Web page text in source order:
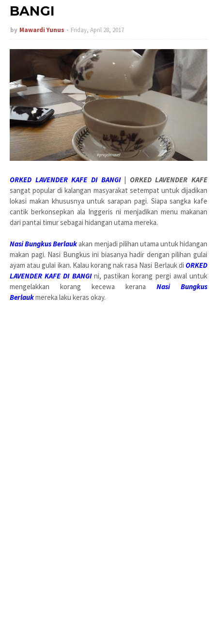
BANGI
by Mawardi Yunus Friday, April 28, 2017
ORKED LAVENDER KAFE DI BANGI | ORKED LAVENDER KAFE
sangat popular di kalangan masyarakat setempat untuk dijadikan
lokasi makan khususnya untuk sarapan pagi. Siapa sangka kafe
cantik berkonsepkan ala Inggeris ni menjadikan menu makanan
dari pantai timur sebagai hidangan utama mereka.
Nasi Bungkus Berlaukakan menjadi pilihan utama untuk hidangan
makan pagi. Nasi Bungkus ini biasanya hadir dengan pilihan gulai
ayam atau gulai ikan. Kalau korang nak rasa Nasi Berlauk di ORKED
LAVENDER KAFE DI BANGI ni, pastikan korang pergi awal untuk
mengelakkan korang kecewa kerana Nasi Bungkus
Berlaukmereka laku keras okay.